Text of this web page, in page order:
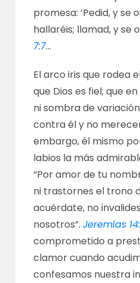
promesa: ‘Pedid, y se
hallaréis; llamad, y se
7:7…
El arco iris que rodea
que Dios es fiel; que
ni sombra de
contra él y no
embargo, él mismo
labios la más
“Por amor de tu
ni trastornes el trono
acuérdate, no
nosotros”.Jeremías
comprometido a
clamor cuando
confesamos nuestra